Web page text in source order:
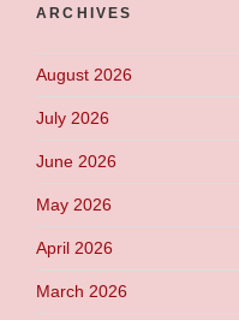
ARCHIVES
August 2026
July 2026
June 2026
May 2026
April 2026
March 2026